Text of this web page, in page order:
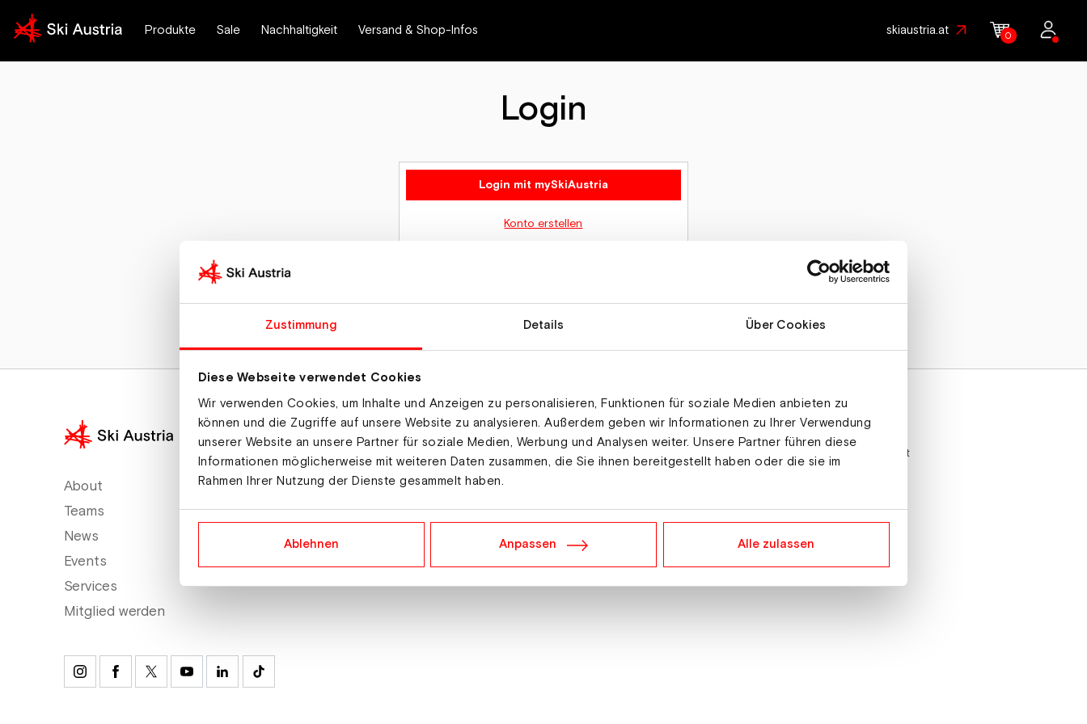
Zustimmung Details Über Cookies
Diese Webseite verwendet Cookies
Wir verwenden Cookies, um Inhalte und Anzeigen zu personalisieren, Funktionen für soziale Medien anbieten zu
können und die Zugriffe auf unsere Website zu analysieren. Außerdem geben wir Informationen zu Ihrer Verwendung
unserer Website an unsere Partner für soziale Medien, Werbung und Analysen weiter. Unsere Partner führen diese
Informationen möglicherweise mit weiteren Daten zusammen, die Sie ihnen bereitgestellt haben oder die sie im
Rahmen Ihrer Nutzung der Dienste gesammelt haben.
Ablehnen Anpassen Alle zulassen
Produkte Sale Nachhaltigkeit Versand & Shop-Infos skiaustria.at 0
Login
Login mit mySkiAustria
Konto erstellen
Hast du Fragen oder benötigst Unterstützung? Unser Team hilft dir schnell und unkompliziert weiter – also zögere nicht,
About
Teams
News
Events
Services
Mitglied werden
Produkte
Ski Austria Hoodie
"Baby on Board" Strampler
"Eat, sleep, ski, repeat" Strampler
"Ich will in die Schaukel" Strampler
Shop Info
Nachhaltigkeit
AGB
Impressum